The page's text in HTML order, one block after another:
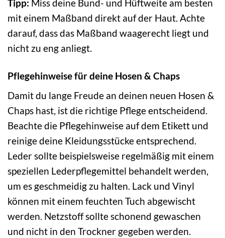
Tipp: Miss deine Bund- und Hüftweite am besten
mit einem Maßband direkt auf der Haut. Achte
darauf, dass das Maßband waagerecht liegt und
nicht zu eng anliegt.
Pflegehinweise für deine Hosen & Chaps
Damit du lange Freude an deinen neuen Hosen &
Chaps hast, ist die richtige Pflege entscheidend.
Beachte die Pflegehinweise auf dem Etikett und
reinige deine Kleidungsstücke entsprechend.
Leder sollte beispielsweise regelmäßig mit einem
speziellen Lederpflegemittel behandelt werden,
um es geschmeidig zu halten. Lack und Vinyl
können mit einem feuchten Tuch abgewischt
werden. Netzstoff sollte schonend gewaschen
und nicht in den Trockner gegeben werden.